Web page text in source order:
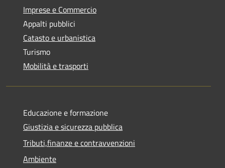
Imprese e Commercio
Appalti pubblici
Catasto e urbanistica
Turismo
Mobilità e trasporti
Educazione e formazione
Giustizia e sicurezza pubblica
Tributi,finanze e contravvenzioni
Ambiente